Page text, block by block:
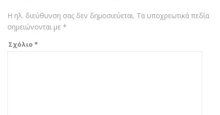
Η ηλ. διεύθυνση σας δεν δημοσιεύεται. Τα υποχρεωτικά πεδία
σημειώνονται με *
Σχόλιο *